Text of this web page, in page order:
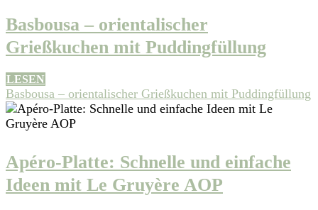
Basbousa – orientalischer
Grießkuchen mit Puddingfüllung
LESEN
Basbousa – orientalischer Grießkuchen mit Puddingfüllung
Apéro-Platte: Schnelle und einfache
Ideen mit Le Gruyère AOP